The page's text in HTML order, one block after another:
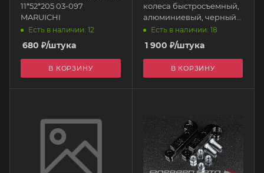
11*52*205 03-097
MARUICHI
Есть в наличии: 12
680 ₽/штука
В КОРЗИНУ
колеса быстросъемный,
алюминиевый, черный
(80 мм - 2,53 мм)
EPCA0012-BK EPMAN
Есть в наличии: 18
1 900 ₽/штука
В КОРЗИНУ